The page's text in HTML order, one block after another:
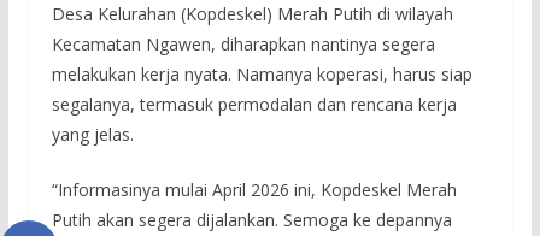
Desa Kelurahan (Kopdeskel) Merah Putih di wilayah
Kecamatan Ngawen, diharapkan nantinya segera
melakukan kerja nyata. Namanya koperasi, harus siap
segalanya, termasuk permodalan dan rencana kerja
yang jelas.
“Informasinya mulai April 2026 ini, Kopdeskel Merah
Putih akan segera dijalankan. Semoga ke depannya